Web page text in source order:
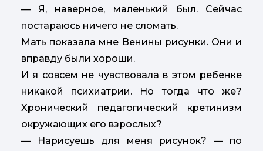
— Я, наверное, маленький был. Сейчас
постараюсь ничего не сломать.
Мать показала мне Венины рисунки. Они и
вправду были хороши.
И я совсем не чувствовала в этом ребенке
никакой психиатрии. Но тогда что же?
Хронический педагогический кретинизм
окружающих его взрослых?
— Нарисуешь для меня рисунок? — по